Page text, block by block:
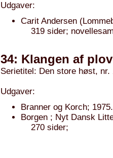
Udgaver:
Carit Andersen
319 sider;
34: Klangen af
Serietitel: Den store høst, nr.
Udgaver:
Branner og Korch; 1975.
Borgen ; Nyt Dansk
270 sider;